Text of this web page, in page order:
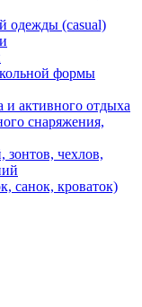
одежды (casual)
формы
и активного отдыха
снаряжения,
зонтов, чехлов,
санок, кроваток)